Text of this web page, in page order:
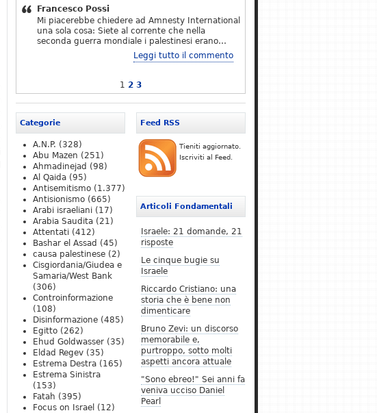
Francesco Possi
Mi piacerebbe chiedere ad Amnesty International
una sola cosa: Siete al corrente che nella
seconda guerra mondiale i palestinesi erano…
Leggi tutto il commento
1 2 3
Feed RSS
Tieniti aggiornato.
Iscriviti al Feed.
Articoli Fondamentali
Israele: 21 domande, 21
risposte
Le cinque bugie su
Israele
Riccardo Cristiano: una
storia che è bene non
dimenticare
Bruno Zevi: un discorso
memorabile e,
purtroppo, sotto molti
aspetti ancora attuale
"Sono ebreo!" Sei anni fa
veniva ucciso Daniel
Pearl
Categorie
A.N.P. (328)
Abu Mazen (251)
Ahmadinejad (98)
Al Qaida (95)
Antisemitismo (1.377)
Antisionismo (665)
Arabi israeliani (17)
Arabia Saudita (21)
Attentati (412)
Bashar el Assad (45)
causa palestinese (2)
Cisgiordania/Giudea e
Samaria/West Bank
(306)
Controinformazione
(108)
Disinformazione (485)
Egitto (262)
Ehud Goldwasser (35)
Eldad Regev (35)
Estrema Destra (165)
Estrema Sinistra
(153)
Fatah (395)
Focus on Israel (12)